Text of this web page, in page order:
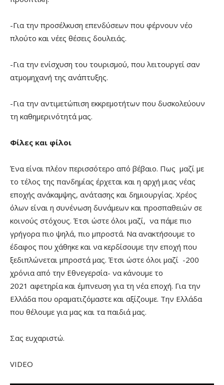
-Για την προσέλκυση επενδύσεων που φέρνουν νέο
πλούτο και νέες θέσεις δουλειάς.
-Για την ενίσχυση του τουρισμού, που λειτουργεί σαν
ατμομηχανή της ανάπτυξης.
-Για την αντιμετώπιση εκκρεμοτήτων που δυσκολεύουν
τη καθημερινότητά μας.
Φίλες και φίλοι
Ένα είναι πλέον περισσότερο από βέβαιο. Πως μαζί με
το τέλος της πανδημίας έρχεται και η αρχή μιας νέας
εποχής ανάκαμψης, ανάτασης και δημιουργίας. Χρέος
όλων είναι η συνένωση δυνάμεων και προσπαθειών σε
κοινούς στόχους. Έτσι ώστε όλοι μαζί, να πάμε πιο
γρήγορα πιο ψηλά, πιο μπροστά. Να ανακτήσουμε το
έδαφος που χάθηκε και να κερδίσουμε την εποχή που
ξεδιπλώνεται μπροστά μας. Έτσι ώστε όλοι μαζί -200
χρόνια από την Εθνεγερσία- να κάνουμε το
2021 αφετηρία και έμπνευση για τη νέα εποχή. Για την
Ελλάδα που οραματιζόμαστε και αξίζουμε. Την Ελλάδα
που θέλουμε για μας και τα παιδιά μας.
Σας ευχαριστώ.
VIDEO